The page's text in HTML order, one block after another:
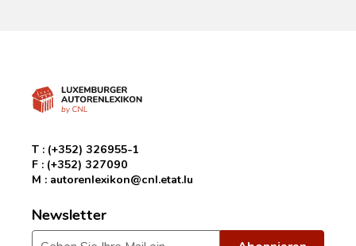
T : (+352) 326955-1
F : (+352) 327090
M : autorenlexikon@cnl.etat.lu
Newsletter